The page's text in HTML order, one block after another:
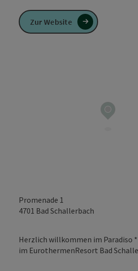
Promenade 1
4701 Bad Schallerbach
Herzlich willkommen im Paradiso
im EurothermenResort Bad
Zur Website